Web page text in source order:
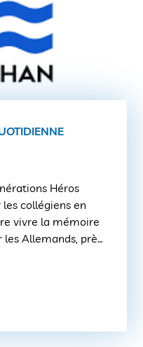
Héros
collégiens en
vivre la mémoire
les Allemands, près
[…]